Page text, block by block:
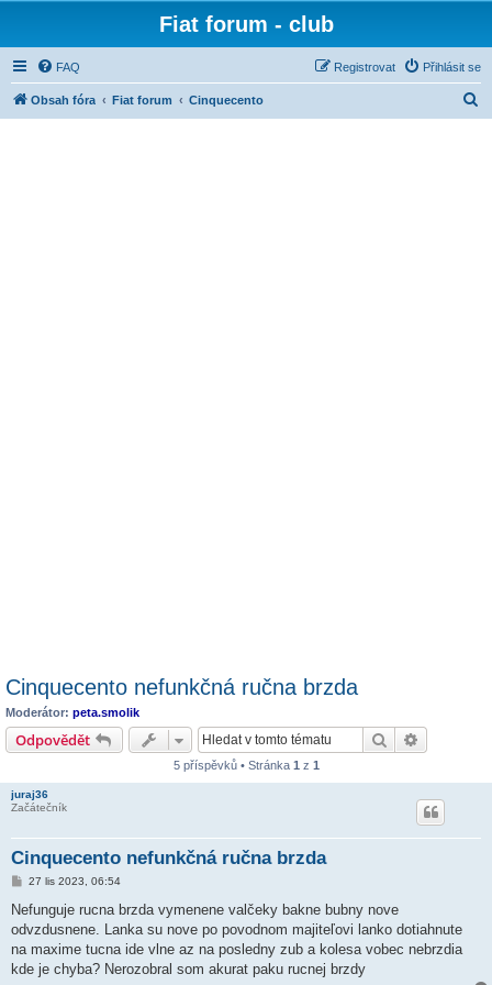
Fiat forum - club
FAQ Přihlásit se
Registrovat
Obsah fóra Fiat forum Cinquecento
Cinquecento nefunkčná ručna brzda
Moderátor: peta.smolik
Odpovědět Hledat
5 příspěvků • Stránka 1 z 1
juraj36
Začátečník
Cinquecento nefunkčná ručna brzda
P
í
p
ě
e
27 lis 2023, 06:54
Nefunguje rucna brzda vymenene valčeky bakne bubny nove
odvzdusnene. Lanka su nove po povodnom majiteľovi lanko dotiahnute
na maxime tucna ide vlne az na posledny zub a kolesa vobec nebrzdia
kde je chyba? Nerozobral som akurat paku rucnej brzdy